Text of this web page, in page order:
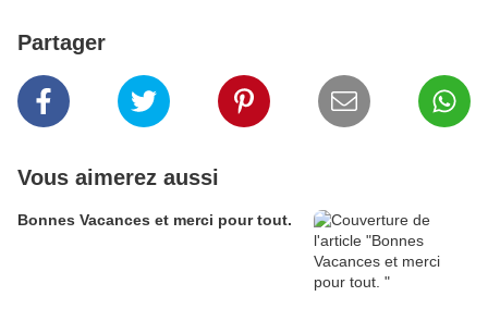
Partager
Vous aimerez aussi
Bonnes Vacances et merci pour tout.